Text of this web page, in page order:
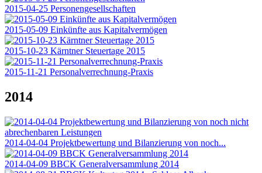
2015-04-25 Personengesellschaften
2015-05-09 Einkünfte aus Kapitalvermögen
2015-10-23 Kärntner Steuertage 2015
2015-11-21 Personalverrechnung-Praxis
2014
2014-04-04 Projektbewertung und Bilanzierung von noch...
2014-04-09 BBCK Generalversammlung 2014